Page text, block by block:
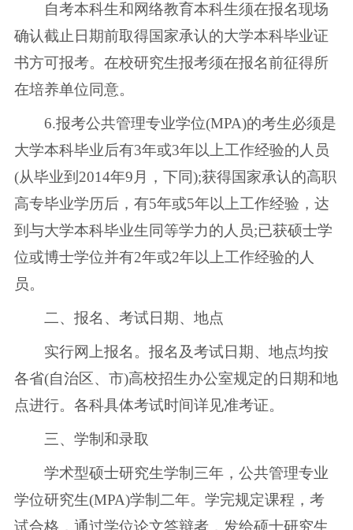
自考本科生和网络教育本科生须在报名现场
确认截止日期前取得国家承认的大学本科毕业证
书方可报考。在校研究生报考须在报名前征得所
在培养单位同意。
6.报考公共管理专业学位(MPA)的考生必须是
大学本科毕业后有3年或3年以上工作经验的人员
(从毕业到2014年9月，下同);获得国家承认的高职
高专毕业学历后，有5年或5年以上工作经验，达
到与大学本科毕业生同等学力的人员;已获硕士学
位或博士学位并有2年或2年以上工作经验的人
员。
二、报名、考试日期、地点
实行网上报名。报名及考试日期、地点均按
各省(自治区、市)高校招生办公室规定的日期和地
点进行。各科具体考试时间详见准考证。
三、学制和录取
学术型硕士研究生学制三年，公共管理专业
学位研究生(MPA)学制二年。学完规定课程，考
试合格，通过学位论文答辩者，发给硕士研究生